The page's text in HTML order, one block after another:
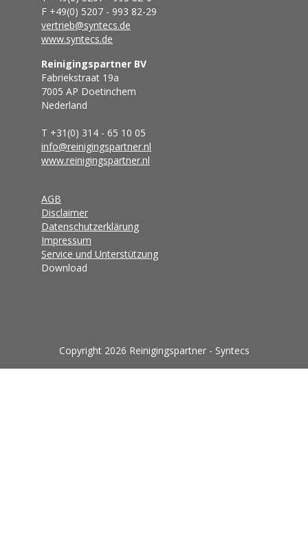
F +49(0) 5207 - 993 82-29
vertrieb@syntecs.de
www.syntecs.de
Reinigingspartner BV
Fabriekstraat 19a
7005 AP Doetinchem
Nederland
T +31(0) 314 - 65 10 05
info@reinigingspartner.nl
www.reinigingspartner.nl
AGB
Disclaimer
Datenschutzerklärung
Impressum
Service und Unterstützung
Download
Copyright 2026 Reinigingspartner - Syntecs